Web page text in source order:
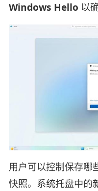
Windows Hello 以
用户可以控制保存哪
快照。系统托盘中的